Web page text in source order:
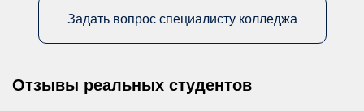
Задать вопрос специалисту колледжа
Отзывы реальных студентов